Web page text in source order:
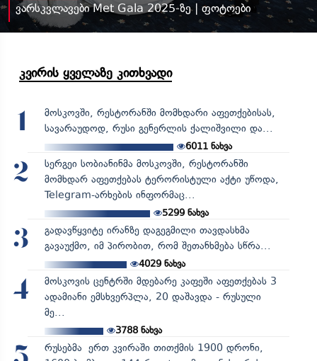
ვარსკვლავები Met Gala 2025-ზე | ფოტოები
კვირის ყველაზე კითხვადი
1
მოსკოვში, რესტორანში მომხდარი აფეთქებისას,
სავარაუდოდ, რუსი გენერლის ქალიშვილი და...
6011 ნახვა
2
სერგეი სობიანინმა მოსკოვში, რესტორანში
მომხდარ აფეთქებას ტერორისტული აქტი უწოდა,
Telegram-არხების ინფორმაც...
5299ნახვა
3
გადავწყვიტე ირანზე დაგეგმილი თავდასხმა
გავაუქმო, იმ პირობით, რომ შეთანხმება სწრა...
4029ნახვა
4
მოსკოვის ცენტრში მდებარე კაფეში აფეთქებას 3
ადამიანი ემსხვერპლა, 20 დაშავდა - რუსული
მე...
3788ნახვა
რუსებმა ერთ კვირაში თითქმის 1900 დრონი,